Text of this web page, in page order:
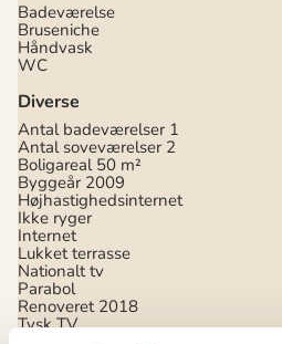
Badeværelse
Bruseniche
Håndvask
WC
Diverse
Antal badeværelser 1
Antal soveværelser 2
Boligareal 50 m²
Byggeår 2009
Højhastighedsinternet
Ikke ryger
Internet
Lukket terrasse
Nationalt tv
Parabol
Renoveret 2018
Tysk TV